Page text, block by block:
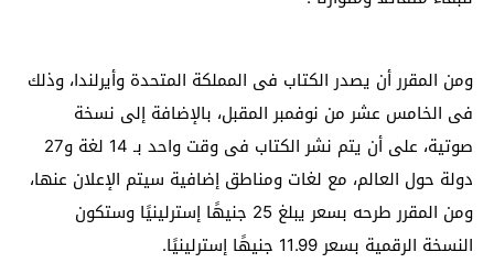
ومن المقرر أن يصدر الكتاب فى المملكة المتحدة وأيرلندا، وذلك
فى الخامس عشر من نوفمبر المقبل، بالإضافة إلى نسخة
صوتية، على أن يتم نشر الكتاب فى وقت واحد بـ 14 لغة و27
دولة حول العالم، مع لغات ومناطق إضافية سيتم الإعلان عنها،
ومن المقرر طرحه بسعر يبلغ 25 جنيهًا إسترلينيًا وستكون
النسخة الرقمية بسعر 11.99 جنيهًا إسترلينيًا.